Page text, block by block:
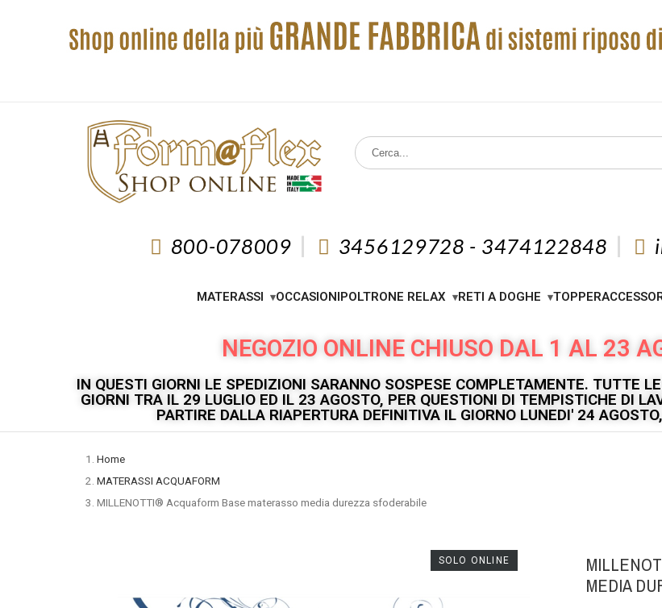
800-078009 3456129728 - 3474122848
MATERASSI OCCASIONIPOLTRONE RELAX RETI A DOGHE TOPPER
NEGOZIO ONLINE CHIUSO DAL 1 AL 23
IN QUESTI GIORNI LE SPEDIZIONI SARANNO SOSPESE COMPLETAMENTE. TUTTE
GIORNI TRA IL 29 LUGLIO ED IL 23 AGOSTO, PER QUESTIONI DI TEMPISTICHE DI
PARTIRE DALLA RIAPERTURA DEFINITIVA IL GIORNO LUNEDI' 24
Home
MATERASSI ACQUAFORM
MILLENOTTI® Acquaform Base materasso media durezza sfoderabile
SOLO ONLINE
MEDIA